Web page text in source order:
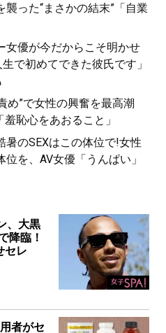
襲った“まさかの結末”「自業
優が今だからこそ明かせ
生で初めてできた彼氏です」
め”で女性の興奮を最高潮
恥心をあおること」
のSEXはこの体位で!女性
を、AV女優「うんぱい」
、大黒
降臨！
セレ
者がセ